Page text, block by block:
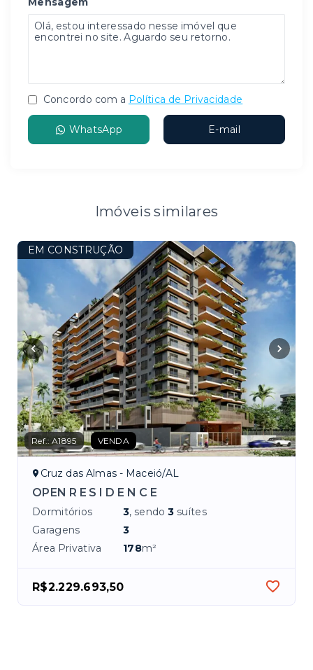
Concordo com a Política de Privacidade
WhatsApp E-mail
Imóveis similares
EM CONSTRUÇÃO
Ref.:A1895 VENDA
Cruz das Almas - Maceió/AL
OPEN R E S I D E N C E
Dormitórios 3, sendo3 suítes
Garagens
3
Área Privativa
178m²
R$2.229.693,50